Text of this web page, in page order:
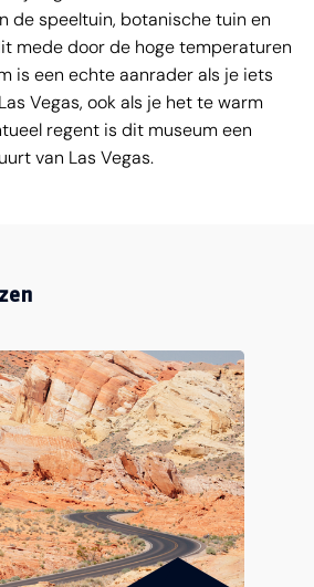
de speeltuin, botanische tuin en
mede door de hoge temperaturen
is een echte aanrader als je iets
Vegas, ook als je het te warm
regent is dit museum een
van Las Vegas.